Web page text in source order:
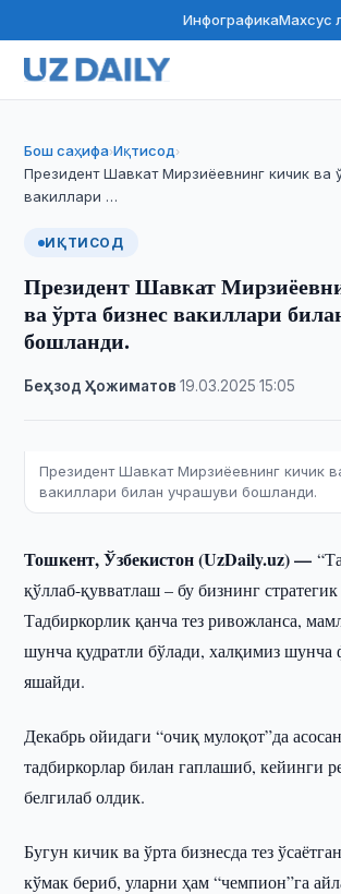
ИнфографикаМахсус
Бош саҳифа›Иқтисод›
Президент Шавкат Мирзиёевнинг кичик ва
вакиллари …
ИҚТИСОД
Президент Шавкат
ва ўрта бизнес вакиллари
бошланди.
Беҳзод Ҳожиматов ·19.03.2025 ·15:05
Президент Шавкат Мирзиёевнинг кичик
вакиллари билан учрашуви бошланди.
Тошкент, Ўзбекистон (UzDaily.uz) —
қўллаб-қувватлаш – бу бизнинг
Тадбиркорлик қанча тез ривожланса,
шунча қудратли бўлади, халқимиз шунча
яшайди.
Декабрь ойидаги “очиқ мулоқот”да
тадбиркорлар билан гаплашиб, кейинги
белгилаб олдик.
Бугун кичик ва ўрта бизнесда тез
кўмак бериб, уларни ҳам “чемпион”га